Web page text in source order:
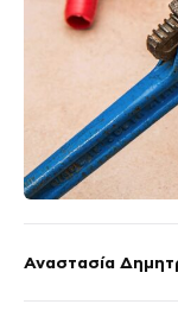
Αναστασία